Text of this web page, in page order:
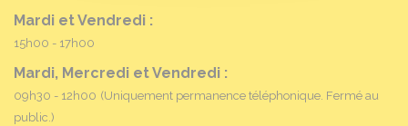
Mardi et Vendredi :
15h00 - 17h00
Mardi, Mercredi et Vendredi :
09h30 - 12h00 (Uniquement permanence téléphonique. Fermé au
public.)